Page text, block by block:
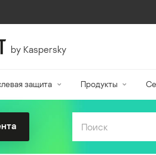
by Kaspersky
защита Продукты